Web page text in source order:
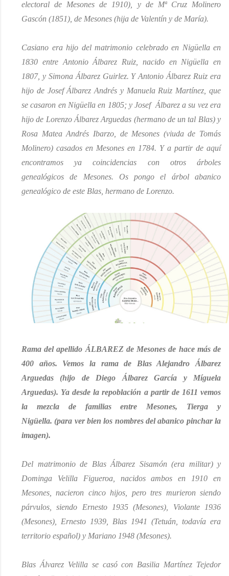
electoral de Mesones de 1910), y de MªCruz Molinero
Gascón (1851), de Mesones (hija de Valentín y de María).
Casiano era hijo del matrimonio celebrado en Nigüella en
1830 entre Antonio Álbarez Ruiz, nacido en Nigüella en
1807, y Simona Álbarez Guirlez. Y Antonio Álbarez Ruiz era
hijo de Josef Álbarez Andrés y Manuela Ruiz Martínez, que
se casaron en Nigüella en 1805; y Josef Álbarez a su vez era
hijo de Lorenzo Álbarez Arguedas (hermano de un tal Blas) y
Rosa Matea Andrés Ibarzo, de Mesones (viuda de Tomás
Molinero) casados en Mesones en 1784. Y a partir de aquí
encontramos ya coincidencias con otros árboles
genealógicos de Mesones. Os pongo el árbol abanico
genealógico de este Blas, hermano de Lorenzo.
Rama del apellido ÁLBAREZ de Mesones de hace más de
400 años. Vemos la rama de Blas Alejandro Álbarez
Arguedas (hijo de Diego Álbarez García y Míguela
Arguedas). Ya desde la repoblación a partir de 1611 vemos
la mezcla de familias entre Mesones, Tierga y
Nigüella. (para ver bien los nombres del abanico pinchar la
imagen).
Del matrimonio de Blas Álbarez Sisamón (era militar) y
Dominga Velilla Figueroa, nacidos ambos en 1910 en
Mesones, nacieron cinco hijos, pero tres murieron siendo
párvulos, siendo Ernesto 1935 (Mesones), Violante 1936
(Mesones), Ernesto 1939, Blas 1941 (Tetuán, todavía era
territorio español) y Mariano 1948 (Mesones).
Blas Álvarez Velilla se casó con Basilia Martínez Tejedor